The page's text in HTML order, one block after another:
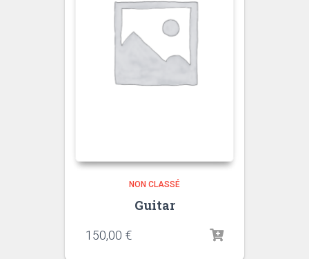
NON CLASSÉ
Guitar
150,00 €